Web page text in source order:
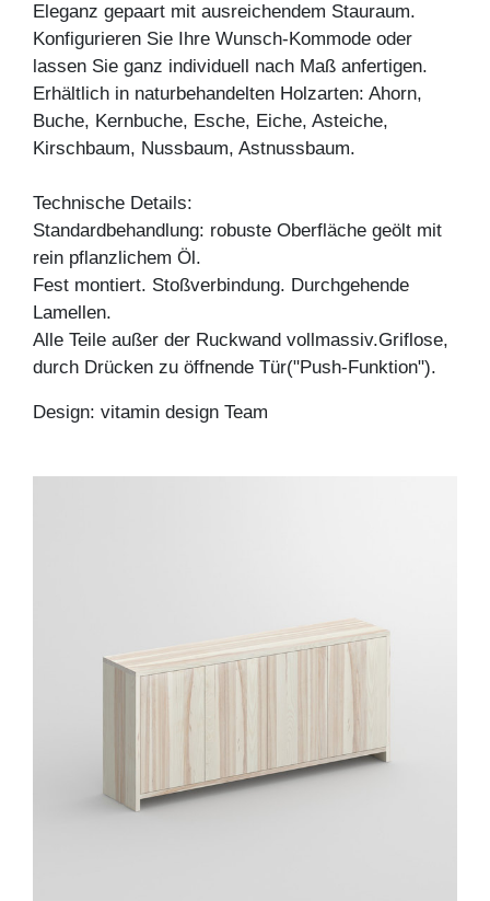
Eleganz gepaart mit ausreichendem Stauraum.
Konfigurieren Sie Ihre Wunsch-Kommode oder
lassen Sie ganz individuell nach Maß anfertigen.
Erhältlich in naturbehandelten Holzarten: Ahorn,
Buche, Kernbuche, Esche, Eiche, Asteiche,
Kirschbaum, Nussbaum, Astnussbaum.
Technische Details:
Standardbehandlung: robuste Oberfläche geölt mit
rein pflanzlichem Öl.
Fest montiert. Stoßverbindung. Durchgehende
Lamellen.
Alle Teile außer der Ruckwand vollmassiv.Griflose,
durch Drücken zu öffnende Tür("Push-Funktion").
Design: vitamin design Team